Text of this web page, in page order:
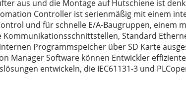
80
220
aus und die Montage auf Hutschiene ist
Controller ist serienmäßig mit einem
und für schnelle E/A-Baugruppen, einem
Standard
Programmspeicher über SD Karte
Manager Software können Entwickler
entwickeln, die IEC61131-3 und